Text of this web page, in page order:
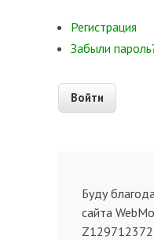
Регистрация
Забыли
Буду
сайта